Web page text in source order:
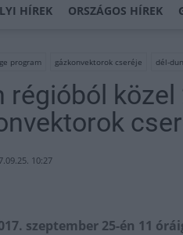
HÍREK ORSZÁGOS HÍREK
program gázkonvektorok cseréje dél-
régióból
10:27
szeptember 25-én 11